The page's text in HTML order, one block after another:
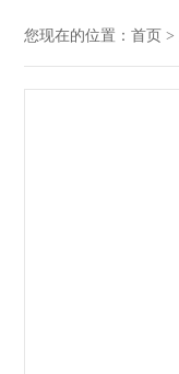
您现在的位置： 首页 >